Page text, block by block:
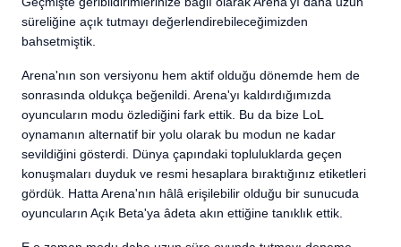
süreliğine açık tutmayı değerlendirebileceğimizden
bahsetmiştik.
Arena'nın son versiyonu hem aktif olduğu dönemde hem de
sonrasında oldukça beğenildi. Arena'yı kaldırdığımızda
oyuncuların modu özlediğini fark ettik. Bu da bize LoL
oynamanın alternatif bir yolu olarak bu modun ne kadar
sevildiğini gösterdi. Dünya çapındaki topluluklarda geçen
konuşmaları duyduk ve resmi hesaplara bıraktığınız etiketleri
gördük. Hatta Arena'nın hâlâ erişilebilir olduğu bir sunucuda
oyuncuların Açık Beta'ya âdeta akın ettiğine tanıklık ettik.